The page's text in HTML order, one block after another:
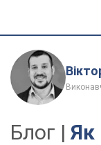
Блог | Як